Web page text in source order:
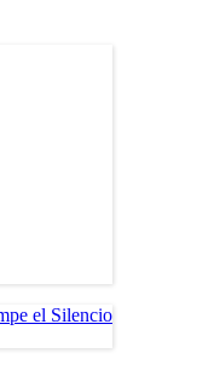
el Silencio